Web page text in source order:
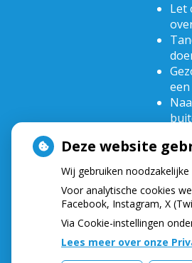
Let
Deze website
Wij gebruiken
Voor analytische cookies
Facebook, Instagram, X
Via Cookie-instellingen
Lees meer over onze